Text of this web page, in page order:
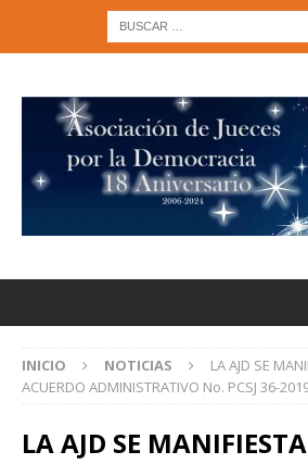
INICIO NOTICIAS
LA AJD SE
ACUERDO ADMINISTRATIVO No. PCSJ 36-
LA AJD SE